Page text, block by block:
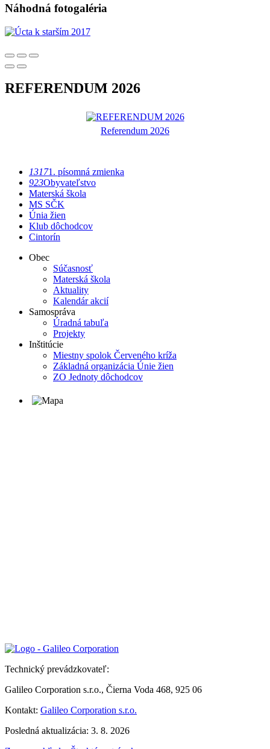
Náhodná fotogaléria
REFERENDUM 2026
Referendum 2026
13171. písomná zmienka
923Obyvateľstvo
Materská škola
MS SČK
Únia žien
Klub dôchodcov
Cintorín
Obec
Súčasnosť
Materská škola
Aktuality
Kalendár akcií
Samospráva
Úradná tabuľa
Projekty
Inštitúcie
Miestny spolok Červeného kríža
Základná organizácia Únie žien
ZO Jednoty dôchodcov
Technický prevádzkovateľ:
Galileo Corporation s.r.o., Čierna Voda 468, 925 06
Kontakt: Galileo Corporation s.r.o.
Posledná aktualizácia: 3. 8. 2026